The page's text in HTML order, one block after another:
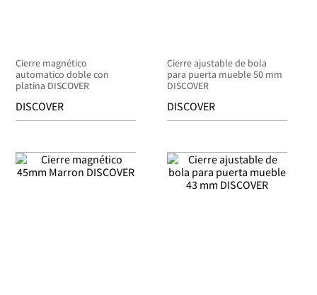
Cierre magnético
automatico doble con
platina DISCOVER
DISCOVER
Cierre ajustable de bola
para puerta mueble 50 mm
DISCOVER
DISCOVER